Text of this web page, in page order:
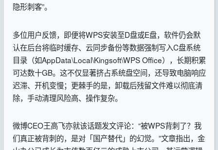
隐形刺客”。
多位用户反馈，即便将WPS安装至D盘或E盘，软件仍会默
认在后台将临时缓存、云同步备份等数据强制写入C盘系统
目录（如AppData\Local\Kingsoft\WPS Office），长期积累
可达数十GB。这不仅显著挤占系统盘空间，还导致电脑响应
迟滞、开机变慢；更棘手的是，卸载后残留文件难以彻底清
除，手动清理风险高、操作复杂。
微博CEO王高飞亦就该话题发文评论：“被WPS背刺了？我
们真正被背刺的，是对「国产替代」的幻觉。”文章指出，金